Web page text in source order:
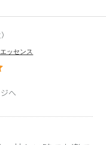
ッセンス
へ